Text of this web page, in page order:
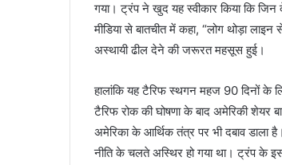
गया। ट्रंप ने खुद यह स्वीकार किया कि जिन
मीडिया से बातचीत में कहा, “लोग थोड़ा
अस्थायी ढील देने की जरूरत महसूस हुई।
हालांकि यह टैरिफ स्थगन महज 90 दिनों के
टैरिफ रोक की घोषणा के बाद अमेरिकी शेयर
अमेरिका के आर्थिक तंत्र पर भी दबाव डाला
नीति के चलते अस्थिर हो गया था। ट्रंप के